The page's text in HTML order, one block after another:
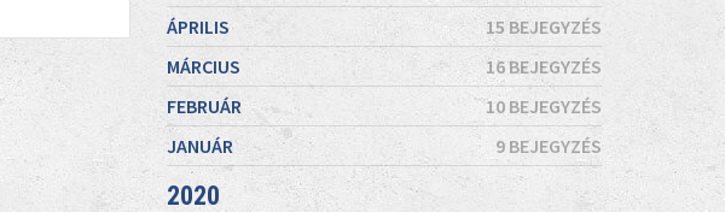
ÁPRILIS
15 BEJEGYZÉS
MÁRCIUS
16 BEJEGYZÉS
FEBRUÁR
10 BEJEGYZÉS
JANUÁR
9 BEJEGYZÉS
2020